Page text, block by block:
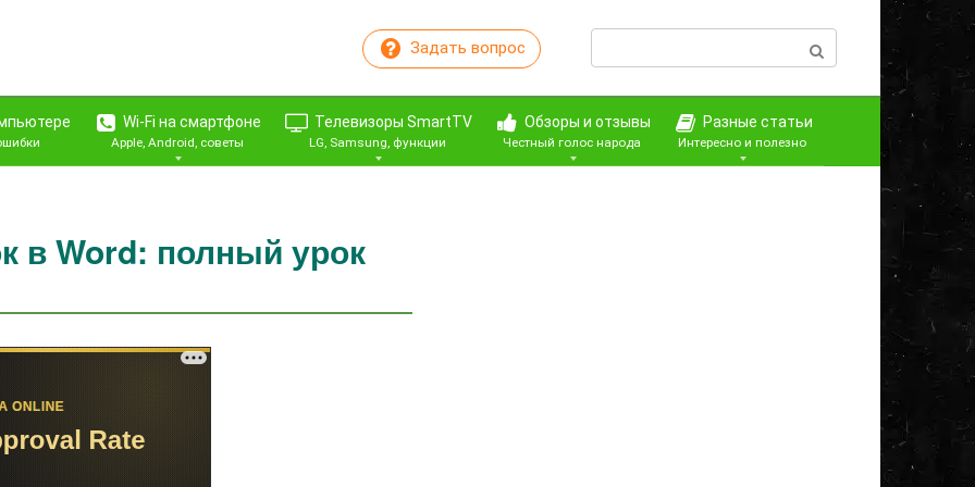
Задать вопрос Поиск:
Wi-Fi на смартфоне
Apple, Android, советы
Телевизоры SmartTV
LG, Samsung, функции
Обзоры и отзывы
Честный голос народа
Разные статьи
Интересно и полезно
в Word: полный урок